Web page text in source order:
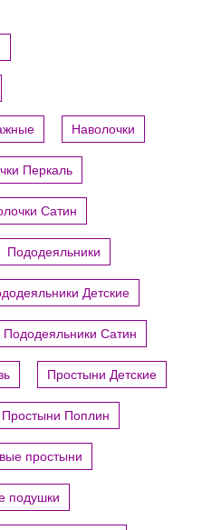
Наволочки
Перкаль
Сатин
Пододеяльники
Детские
Пододеяльники Сатин
Простыни Детские
Простыни Поплин
простыни
подушки